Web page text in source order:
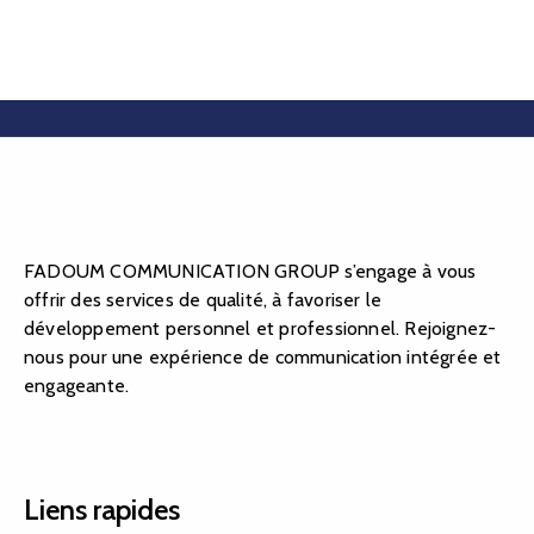
FADOUM COMMUNICATION GROUP s’engage à vous
offrir des services de qualité, à favoriser le
développement personnel et professionnel. Rejoignez-
nous pour une expérience de communication intégrée et
engageante.
Liens rapides